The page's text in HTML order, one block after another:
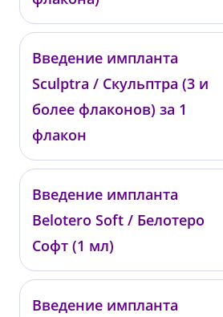
018032
от 105 200 ₽
Введение импланта
Sculptra / Скульптра (3 и
более флаконов) за 1
флакон
018033
от 51 200 ₽
Введение импланта
Belotero Soft / Белотеро
Софт (1 мл)
Введение импланта